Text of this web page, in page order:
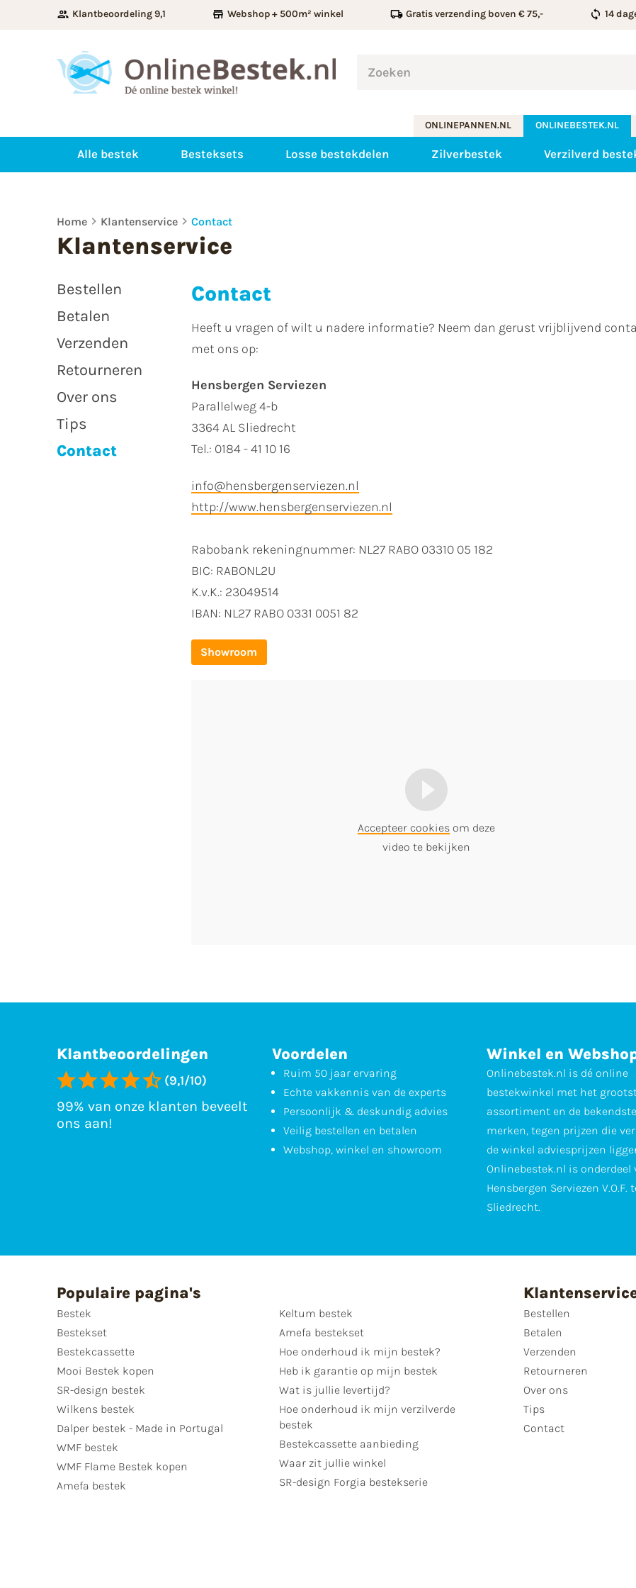
Klantbeoordeling 9,1 Webshop + 500m² winkel Gratis verzending boven € 75,- 14
ONLINEPANNEN.NL ONLINEBESTEK.NL
Alle bestek Besteksets Losse bestekdelen Zilverbestek Verzilverd
Home Klantenservice Contact
Klantenservice
Bestellen
Betalen
Verzenden
Retourneren
Over ons
Tips
Contact
Contact
Heeft u vragen of wilt u nadere informatie? Neem dan gerust vrijblijvend
met ons op:
Hensbergen Serviezen
Parallelweg 4-b
3364 AL Sliedrecht
Tel.: 0184 - 41 10 16
info@hensbergenserviezen.nl
http://www.hensbergenserviezen.nl
Rabobank rekeningnummer: NL27 RABO 03310 05 182
BIC: RABONL2U
K.v.K.: 23049514
IBAN: NL27 RABO 0331 0051 82
Showroom
Accepteer cookies om deze
video te bekijken
Klantbeoordelingen
(9,1/10)
99% van onze klanten beveelt
ons aan!
Voordelen
Ruim 50 jaar ervaring
Echte vakkennis van de experts
Persoonlijk & deskundig advies
Veilig bestellen en betalen
Webshop, winkel en showroom
Winkel en
Onlinebestek.nl is dé online
bestekwinkel met het
assortiment en de bekendste
merken, tegen prijzen die
de winkel adviesprijzen
Onlinebestek.nl is onderdeel
Hensbergen Serviezen V.O.F.
Sliedrecht.
Populaire pagina's
Bestek
Bestekset
Bestekcassette
Mooi Bestek kopen
SR-design bestek
Wilkens bestek
Dalper bestek - Made in Portugal
WMF bestek
WMF Flame Bestek kopen
Amefa bestek
Keltum bestek
Amefa bestekset
Hoe onderhoud ik mijn bestek?
Heb ik garantie op mijn bestek
Wat is jullie levertijd?
Hoe onderhoud ik mijn verzilverde
bestek
Bestekcassette aanbieding
Waar zit jullie winkel
SR-design Forgia bestekserie
Bestellen
Betalen
Verzenden
Retourneren
Over ons
Tips
Contact